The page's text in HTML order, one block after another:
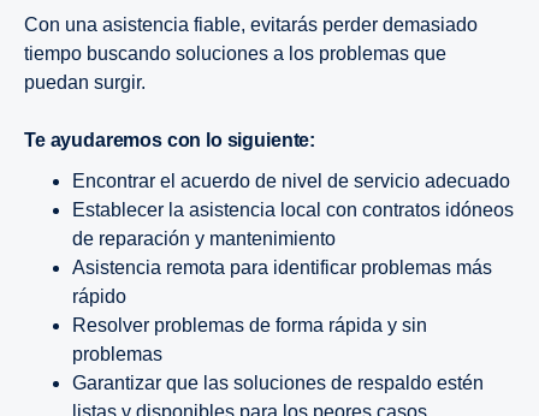
Con una asistencia fiable, evitarás perder demasiado
tiempo buscando soluciones a los problemas que
puedan surgir.
Te ayudaremos con lo siguiente:
Encontrar el acuerdo de nivel de servicio adecuado
Establecer la asistencia local con contratos idóneos
de reparación y mantenimiento
Asistencia remota para identificar problemas más
rápido
Resolver problemas de forma rápida y sin
problemas
Garantizar que las soluciones de respaldo estén